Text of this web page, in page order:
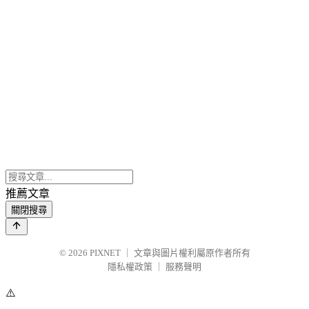
推薦文章
關閉搜尋
© 2026 PIXNET
文章與圖片權利屬原作者所有
隱私權政策
服務聲明
⚠️